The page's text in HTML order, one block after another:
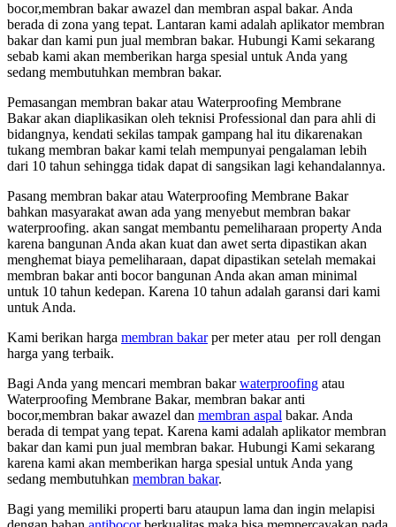
bocor,membran bakar awazel dan membran aspal bakar. Anda
berada di zona yang tepat. Lantaran kami adalah aplikator membran
bakar dan kami pun jual membran bakar. Hubungi Kami sekarang
sebab kami akan memberikan harga spesial untuk Anda yang
sedang membutuhkan membran bakar.
Pemasangan membran bakar atau Waterproofing Membrane
Bakar akan diaplikasikan oleh teknisi Professional dan para ahli di
bidangnya, kendati sekilas tampak gampang hal itu dikarenakan
tukang membran bakar kami telah mempunyai pengalaman lebih
dari 10 tahun sehingga tidak dapat di sangsikan lagi kehandalannya.
Pasang membran bakar atau Waterproofing Membrane Bakar
bahkan masyarakat awan ada yang menyebut membran bakar
waterproofing. akan sangat membantu pemeliharaan property Anda
karena bangunan Anda akan kuat dan awet serta dipastikan akan
menghemat biaya pemeliharaan, dapat dipastikan setelah memakai
membran bakar anti bocor bangunan Anda akan aman minimal
untuk 10 tahun kedepan. Karena 10 tahun adalah garansi dari kami
untuk Anda.
Kami berikan harga membran bakarper meter atau per roll dengan
harga yang terbaik.
Bagi Anda yang mencari membran bakarwaterproofing atau
Waterproofing Membrane Bakar, membran bakar anti
bocor,membran bakar awazel dan membran aspal bakar. Anda
berada di tempat yang tepat. Karena kami adalah aplikator membran
bakar dan kami pun jual membran bakar. Hubungi Kami sekarang
karena kami akan memberikan harga spesial untuk Anda yang
sedang membutuhkan membran bakar.
Bagi yang memiliki properti baru ataupun lama dan ingin melapisi